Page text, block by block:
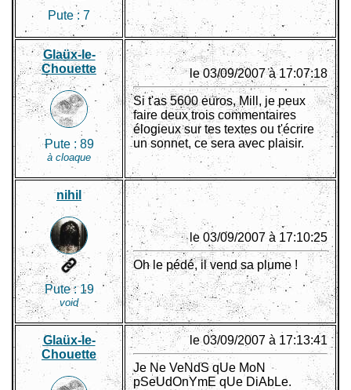
Pute : 7
Glaüx-le-
Chouette
Pute : 89
à cloaque
le 03/09/2007 à 17:07:18
Si t'as 5600 euros, Mill, je peux
faire deux trois commentaires
élogieux sur tes textes ou t'écrire
un sonnet, ce sera avec plaisir.
nihil
Pute :19
void
le 03/09/2007 à 17:10:25
Oh le pédé, il vend sa plume !
Glaüx-le-
Chouette
le 03/09/2007 à 17:13:41
Je Ne VeNdS qUe MoN
pSeUdOnYmE qUe DiAbLe.